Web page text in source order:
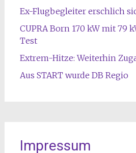
Ex-Flugbegleiter erschlich
CUPRA Born 170 kW mit 79
Test
Extrem-Hitze: Weiterhin
Aus START wurde DB Regio
Impressum